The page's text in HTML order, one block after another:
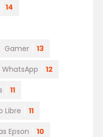
14
Gamer 13
WhatsApp 12
11
Libre 11
Epson 10